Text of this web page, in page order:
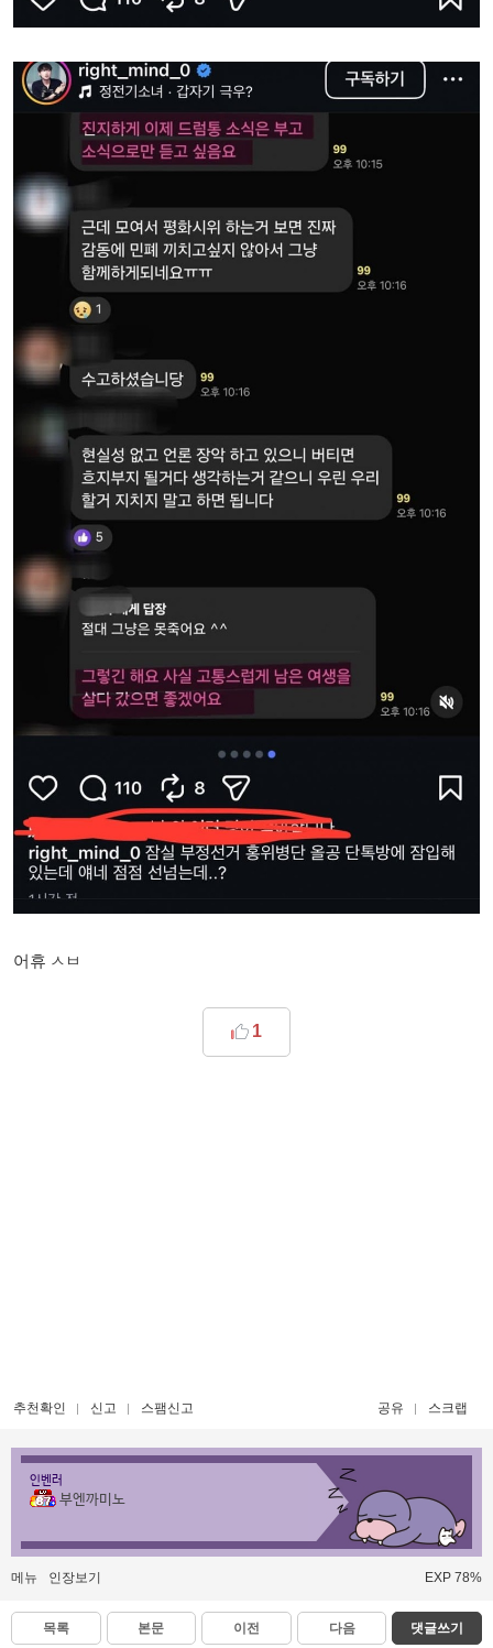
어휴 ㅅㅂ
1
추천확인 신고 스팸신고 공유 스크랩
인벤러
부엔까미노
메뉴 인장보기 EXP 78%
목록 본문 이전 다음 댓글쓰기